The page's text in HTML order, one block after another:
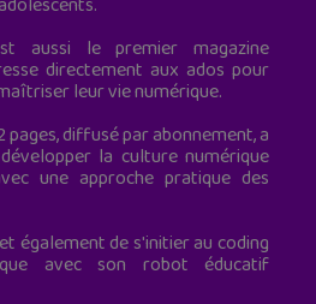
aussi le premier magazine
directement aux ados pour
leur vie numérique.
pages, diffusé par abonnement, a
la culture numérique
une approche pratique des
également de s'initier au coding
avec son robot éducatif